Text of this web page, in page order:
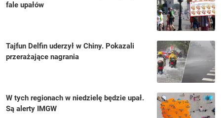
fale upałów
Tajfun Delfin uderzył w Chiny. Pokazali
przerażające nagrania
W tych regionach w niedzielę będzie upał.
Są alerty IMGW